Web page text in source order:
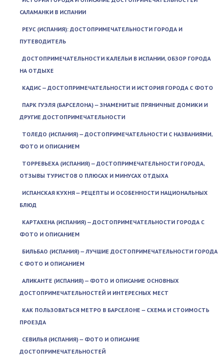
САЛАМАНКИ В ИСПАНИИ
РЕУС (ИСПАНИЯ): ДОСТОПРИМЕЧАТЕЛЬНОСТИ ГОРОДА И
ПУТЕВОДИТЕЛЬ
ДОСТОПРИМЕЧАТЕЛЬНОСТИ КАЛЕЛЬИ В ИСПАНИИ, ОБЗОР ГОРОДА
НА ОТДЫХЕ
КАДИС — ДОСТОПРИМЕЧАТЕЛЬНОСТИ И ИСТОРИЯ ГОРОДА С ФОТО
ПАРК ГУЭЛЯ (БАРСЕЛОНА) — ЗНАМЕНИТЫЕ ПРЯНИЧНЫЕ ДОМИКИ И
ДРУГИЕ ДОСТОПРИМЕЧАТЕЛЬНОСТИ
ТОЛЕДО (ИСПАНИЯ) — ДОСТОПРИМЕЧАТЕЛЬНОСТИ С НАЗВАНИЯМИ,
ФОТО И ОПИСАНИЕМ
ТОРРЕВЬЕХА (ИСПАНИЯ) — ДОСТОПРИМЕЧАТЕЛЬНОСТИ ГОРОДА,
ОТЗЫВЫ ТУРИСТОВ О ПЛЮСАХ И МИНУСАХ ОТДЫХА
ИСПАНСКАЯ КУХНЯ — РЕЦЕПТЫ И ОСОБЕННОСТИ НАЦИОНАЛЬНЫХ
БЛЮД
КАРТАХЕНА (ИСПАНИЯ) — ДОСТОПРИМЕЧАТЕЛЬНОСТИ ГОРОДА С
ФОТО И ОПИСАНИЕМ
БИЛЬБАО (ИСПАНИЯ) — ЛУЧШИЕ ДОСТОПРИМЕЧАТЕЛЬНОСТИ ГОРОДА
С ФОТО И ОПИСАНИЕМ
АЛИКАНТЕ (ИСПАНИЯ) — ФОТО И ОПИСАНИЕ ОСНОВНЫХ
ДОСТОПРИМЕЧАТЕЛЬНОСТЕЙ И ИНТЕРЕСНЫХ МЕСТ
КАК ПОЛЬЗОВАТЬСЯ МЕТРО В БАРСЕЛОНЕ — СХЕМА И СТОИМОСТЬ
ПРОЕЗДА
СЕВИЛЬЯ (ИСПАНИЯ) — ФОТО И ОПИСАНИЕ
ДОСТОПРИМЕЧАТЕЛЬНОСТЕЙ